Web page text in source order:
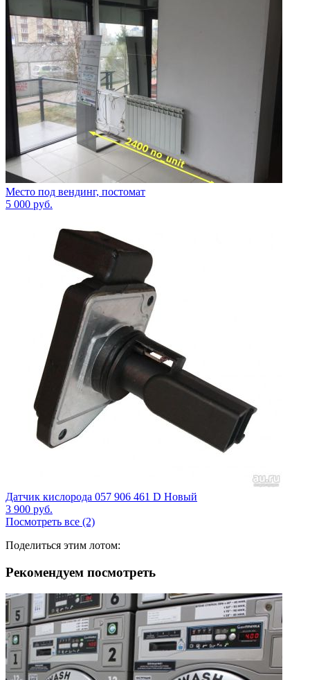
Место под вендинг, постомат
5 000 руб.
Датчик кислорода 057 906 461 D Новый
3 900 руб.
Посмотреть все (2)
Поделиться этим лотом:
Рекомендуем посмотреть